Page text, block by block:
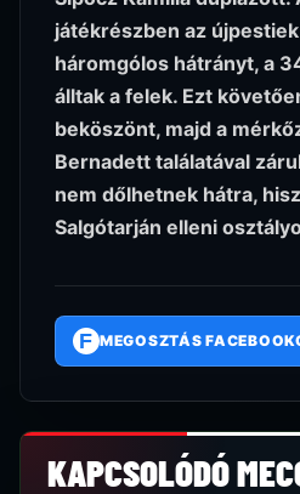
játékrészben az
háromgólos hátrányt, a
álltak a felek. Ezt
beköszönt, majd a
Bernadett találatával
nem dőlhetnek hátra,
Salgótarján elleni
F MEGOSZTÁS
KAPCSOLÓDÓ